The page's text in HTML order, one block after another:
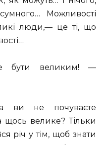
Можливості
люди,— це ті, що
бути великим! —
ви не почуваєте
велике? Тільки
річ у тім, щоб знати